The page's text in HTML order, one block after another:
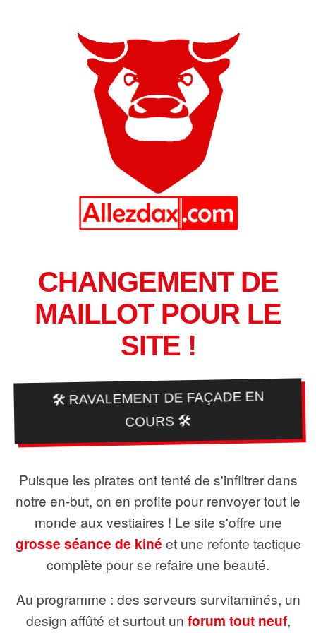
CHANGEMENT DE
MAILLOT POUR LE
SITE !
🛠️ RAVALEMENT DE FAÇADE EN
COURS 🛠️
Puisque les pirates ont tenté de s'infiltrer dans
notre en-but, on en profite pour renvoyer tout le
monde aux vestiaires ! Le site s'offre une
grosse séance de kiné et une refonte tactique
complète pour se refaire une beauté.
Au programme : des serveurs survitaminés, un
design affûté et surtout un forum tout neuf,